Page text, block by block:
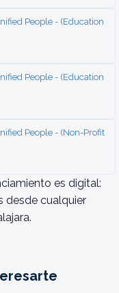
People - (Education
People - (Education
People - (Non-Profit
es digital:
desde cualquier